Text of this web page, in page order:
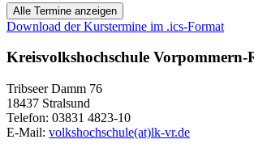
Alle Termine anzeigen
Download der Kurstermine im .ics-Format
Kreisvolkshochschule Vorpommern-
Tribseer Damm 76
18437 Stralsund
Telefon: 03831 4823-10
E-Mail: volkshochschule(at)lk-vr.de